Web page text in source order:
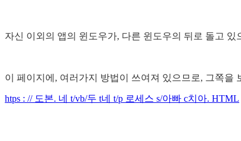
자신 이외의 앱의 윈도우가, 다른 윈도우의 뒤로 돌고 있
이 페이지에, 여러가지 방법이 쓰여져 있으므로, 그쪽을
htps : // 도본. 네 t/vb/두 t네 t/p 로세스 s/아빠 c치아. HTML